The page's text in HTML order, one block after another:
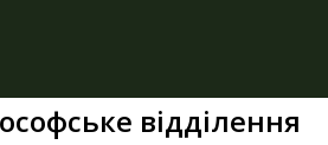
відділення